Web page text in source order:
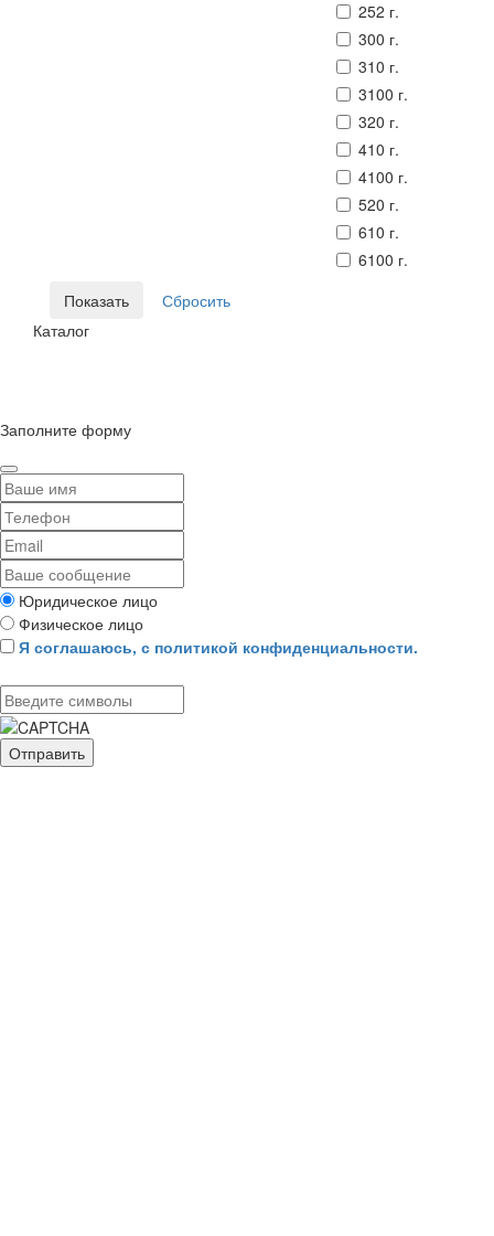
252 г.
300 г.
310 г.
3100 г.
320 г.
410 г.
4100 г.
520 г.
610 г.
6100 г.
Каталог
Заполните форму
Юридическое лицо
Физическое лицо
Я соглашаюсь, с политикой конфиденциальности.